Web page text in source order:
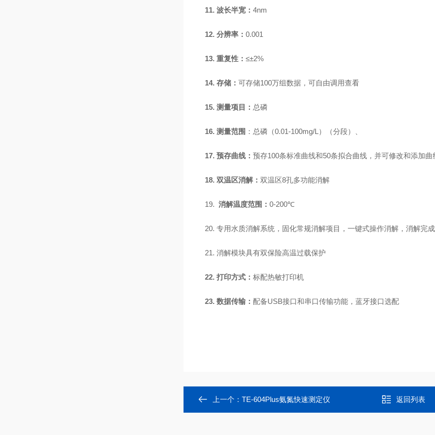
11. 波长半宽： 4nm
12. 分辨率： 0.001
13. 重复性： ≤±2%
14. 存储： 可存储100万组数据，可自由调用查看
15. 测量项目： 总磷
16. 测量范围 ：总磷（0.01-100mg/L） （分段）
17. 预存曲线： 预存100条标准曲线和50条拟合曲线，并可修改和添加曲
18. 双温区消解： 双温区8孔多功能消解
19. 消解温度范围： 0-200℃
20. 专用水质消解系统，固化常规消解项目，一键式操作消解，消解完
21. 消解模块具有双保险高温过载保护
22. 打印方式： 标配热敏打印机
23. 数据传输： 配备USB接口和串口传输功能，蓝牙接口选配
上一个： TE-604Plus氨氮快速测定仪 返回列表